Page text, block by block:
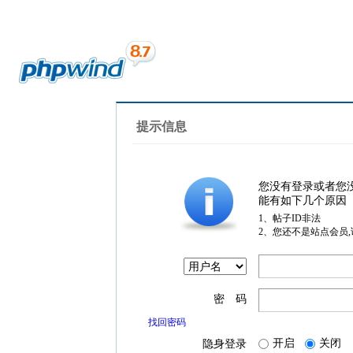
提示信息
您没有登录或者您
能有如下几个原因
1、帖子ID非法
2、您还不是站点会员
密 码
找回密码
隐身登录 开启 关闭